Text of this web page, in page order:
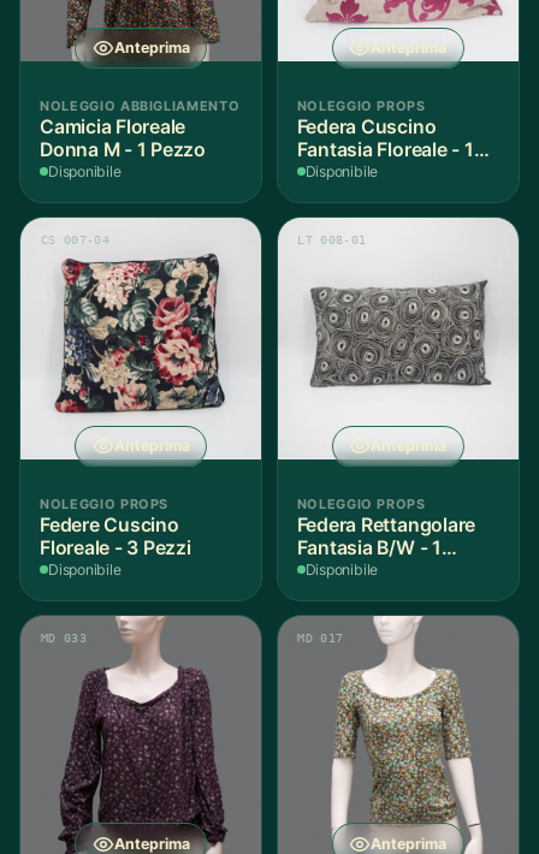
Anteprima
NOLEGGIO ABBIGLIAMENTO
Camicia Floreale
Donna M - 1 Pezzo
Disponibile
Anteprima
NOLEGGIO PROPS
Federa Cuscino
Fantasia Floreale - 1
Pezzo
Disponibile
Anteprima
CS 007-04
NOLEGGIO PROPS
Federe Cuscino
Floreale - 3 Pezzi
Disponibile
Anteprima
LT 008-01
NOLEGGIO PROPS
Federa Rettangolare
Fantasia B/W - 1
Pezzo
Disponibile
Anteprima
MD 033
Anteprima
MD 017